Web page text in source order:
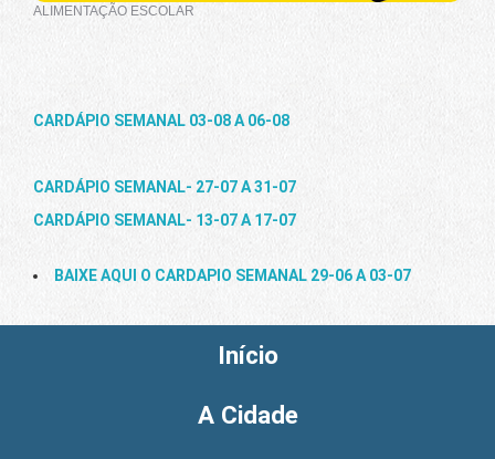
ALIMENTAÇÃO ESCOLAR
CARDÁPIO SEMANAL 03-08 A 06-08
CARDÁPIO SEMANAL- 27-07 A 31-07
CARDÁPIO SEMANAL- 13-07 A 17-07
BAIXE AQUI O CARDAPIO SEMANAL 29-06 A 03-07
Início
A Cidade